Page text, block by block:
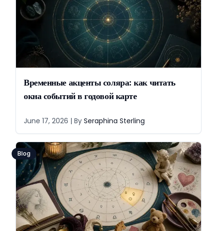
Временные акценты соляра: как читать
окна событий в годовой карте
June 17, 2026 | By Seraphina Sterling
Blog